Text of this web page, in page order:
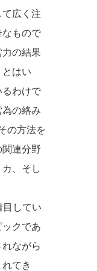
広く注
なもので
力の結果
はい
るわけで
の絡み
の方法を
連分野
、そし
目してい
クであ
ながら
てき